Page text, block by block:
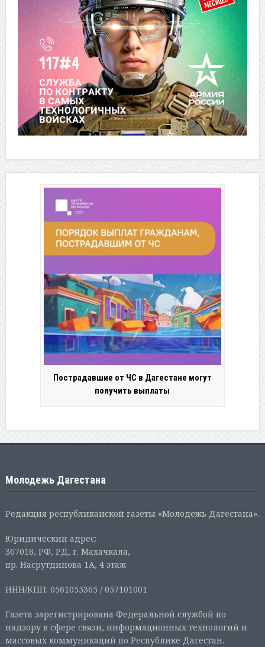
Пострадавшие от ЧС в Дагестане могут
получить выплаты
Молодежь Дагестана
Редакция республиканской газеты «Молодежь Дагестана».
Юридический адрес:
367018, РФ, РД, г. Махачкала,
пр. Насрутдинова 1А, 4 этаж
ИНН/КПП: 0561055365 / 057101001
Газета зарегистрирована Федеральной службой по
надзору в сфере связи, информационных технологий и
массовых коммуникаций по Республике Дагестан.